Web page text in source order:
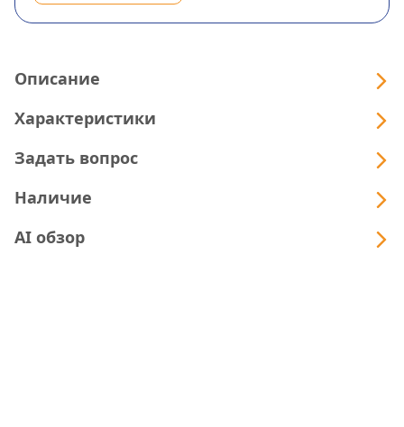
Описание
Характеристики
Задать вопрос
Наличие
AI обзор